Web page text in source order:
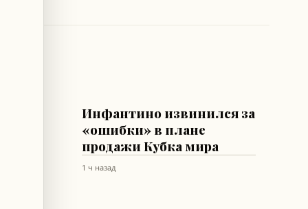
Инфантино извинился за
«ошибки» в плане
продажи Кубка мира
1 ч назад